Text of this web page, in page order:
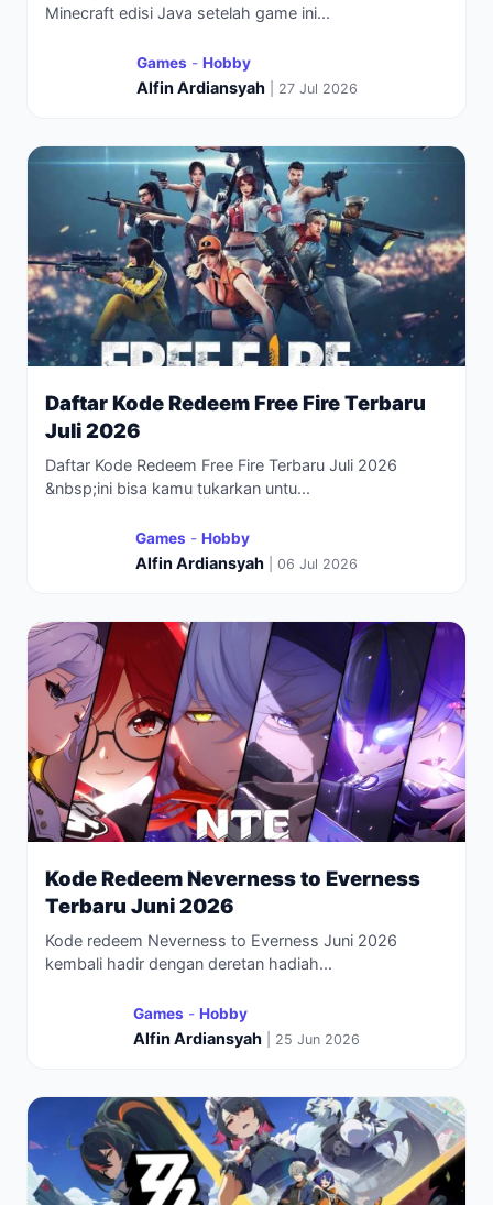
Minecraft edisi Java setelah game ini...
Games - Hobby
Alfin Ardiansyah | 27 Jul 2026
Daftar Kode Redeem Free Fire Terbaru
Juli 2026
Daftar Kode Redeem Free Fire Terbaru Juli 2026
&nbsp;ini bisa kamu tukarkan untu...
Games - Hobby
Alfin Ardiansyah | 06 Jul 2026
Kode Redeem Neverness to Everness
Terbaru Juni 2026
Kode redeem Neverness to Everness Juni 2026
kembali hadir dengan deretan hadiah...
Games - Hobby
Alfin Ardiansyah | 25 Jun 2026